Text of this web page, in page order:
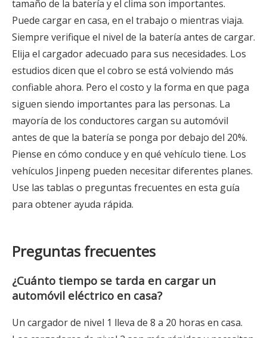
tamaño de la batería y el clima son importantes.
Puede cargar en casa, en el trabajo o mientras viaja.
Siempre verifique el nivel de la batería antes de cargar.
Elija el cargador adecuado para sus necesidades. Los
estudios dicen que el cobro se está volviendo más
confiable ahora. Pero el costo y la forma en que paga
siguen siendo importantes para las personas. La
mayoría de los conductores cargan su automóvil
antes de que la batería se ponga por debajo del 20%.
Piense en cómo conduce y en qué vehículo tiene. Los
vehículos Jinpeng pueden necesitar diferentes planes.
Use las tablas o preguntas frecuentes en esta guía
para obtener ayuda rápida.
Preguntas frecuentes
¿Cuánto tiempo se tarda en cargar un
automóvil eléctrico en casa?
Un cargador de nivel 1 lleva de 8 a 20 horas en casa.